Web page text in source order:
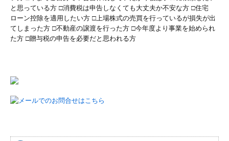
お問合せフォーム
無料相談について